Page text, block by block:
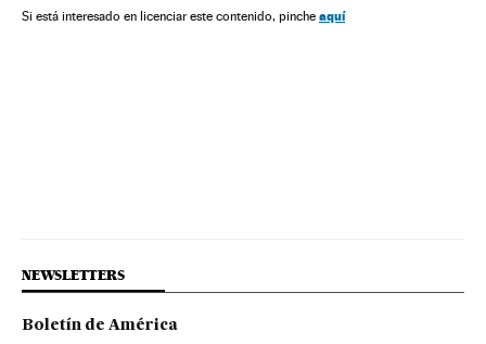
Esportes
Si está interesado en licenciar este contenido, pinche aquí
NEWSLETTERS
Boletín de América